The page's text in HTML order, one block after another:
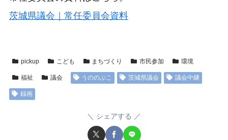
茨城県議会｜常任委員会資料
pickup こども まちづくり 市民参加 環境
福祉 議会 うののぶこ 茨城県議会 議会中継
録画
シェアする